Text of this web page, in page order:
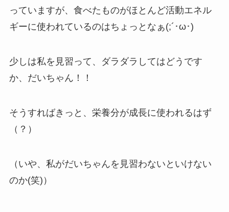
っていますが、食べたものがほとんど活動エネル
ギーに使われているのはちょっとなぁ(;´･ω･)
少しは私を見習って、ダラダラしてはどうです
か、だいちゃん！！
そうすればきっと、栄養分が成長に使われるはず
（？）
（いや、私がだいちゃんを見習わないといけない
のか(笑)）